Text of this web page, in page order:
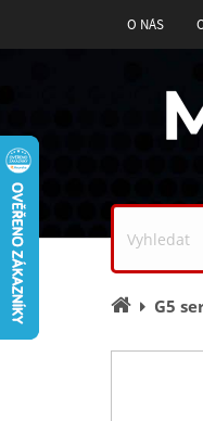
O NÁS
Vyhledávání
Úvodní
G5